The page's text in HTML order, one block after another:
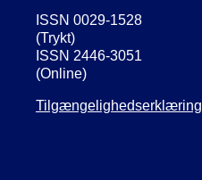
ISSN 0029-1528
(Trykt)
ISSN 2446-3051
(Online)
Tilgængelighedserklæring